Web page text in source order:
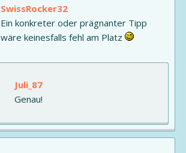
SwissRocker32
Ein konkreter oder prägnanter Tipp
wäre keinesfalls fehl am Platz
Juli_87
Genau!